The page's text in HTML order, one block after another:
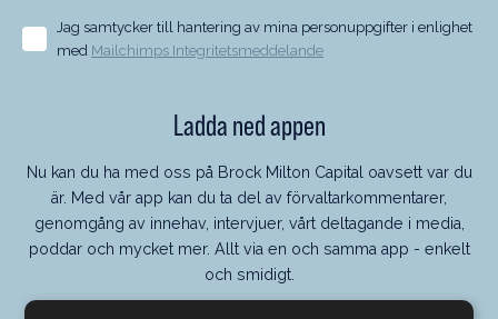
Jag samtycker till hantering av mina personuppgifter i enlighet
med Mailchimps Integritetsmeddelande
Ladda ned appen
Nu kan du ha med oss på Brock Milton Capital oavsett var du
är. Med vår app kan du ta del av förvaltarkommentarer,
genomgång av innehav, intervjuer, vårt deltagande i media,
poddar och mycket mer. Allt via en och samma app - enkelt
och smidigt.